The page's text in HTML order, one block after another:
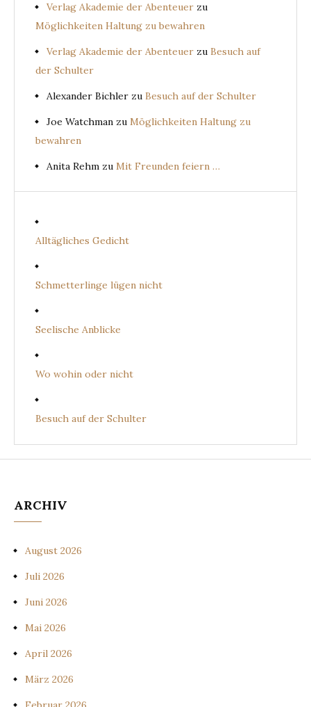
Verlag Akademie der Abenteuer zu
Möglichkeiten Haltung zu bewahren
Verlag Akademie der Abenteuer zu Besuch auf
der Schulter
Alexander Bichler zu Besuch auf der Schulter
Joe Watchman zu Möglichkeiten Haltung zu
bewahren
Anita Rehm zu Mit Freunden feiern …
Alltägliches Gedicht
Schmetterlinge lügen nicht
Seelische Anblicke
Wo wohin oder nicht
Besuch auf der Schulter
ARCHIV
August 2026
Juli 2026
Juni 2026
Mai 2026
April 2026
März 2026